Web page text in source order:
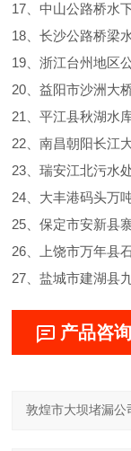
17、中山公路桥水
18、长沙公路桥梁
19、浙江台州地区
20、益阳市沙洲大
21、平江县秋湖水
22、南昌朝阳长江
23、瑞安江北污水
24、大丰港码头万
25、保定市安新县
26、上饶市万年县
27、盐城市建湖县
产品咨询